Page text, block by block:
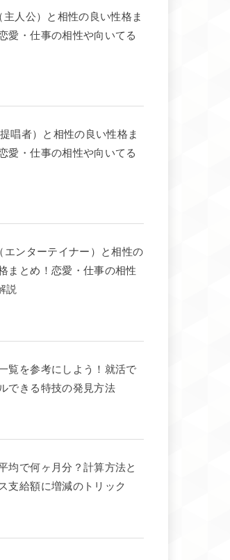
主人公）と相性の良い性格ま
愛・仕事の相性や向いてる
唱者）と相性の良い性格ま
愛・仕事の相性や向いてる
エンターテイナー）と相性の
まとめ！恋愛・仕事の相性
説
覧を参考にしよう！就活で
できる特技の発見方法
均で何ヶ月分？計算方法と
支給額に増減のトリック